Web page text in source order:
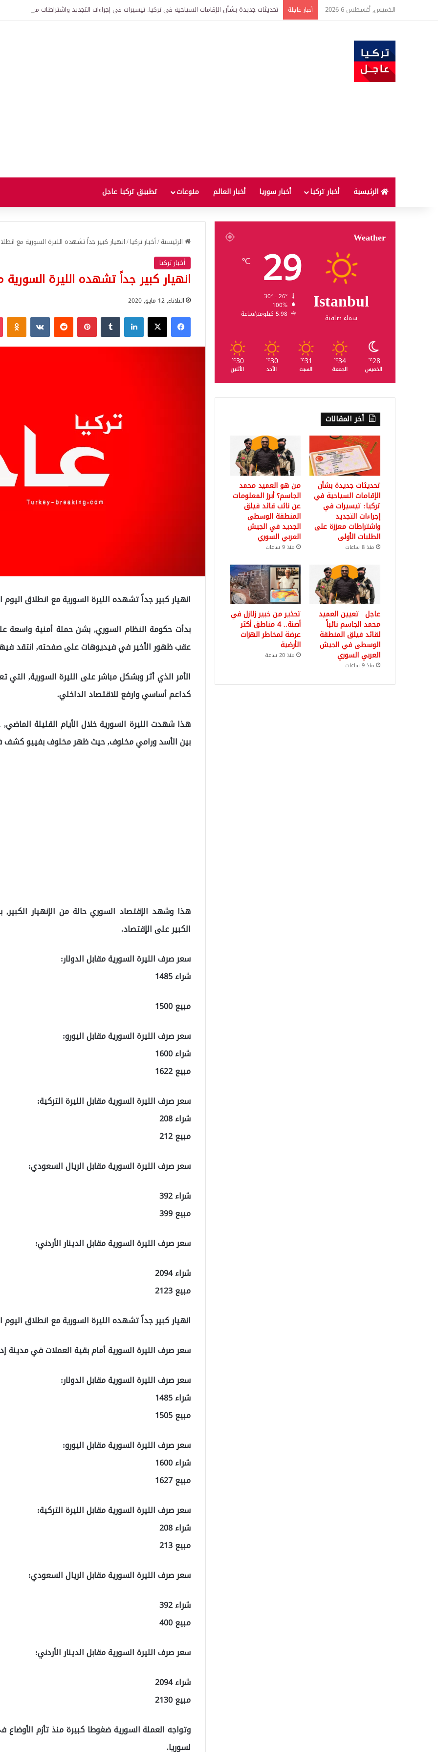
الخميس, أغسطس 6 2026 أخبار عاجلة
الرئيسية أخبار تركيا أخبار سوريا أخبار العالم منوعات تطبيق تركيا عاجل
الرئيسية/أخبار تركيا/انهيار كبير جداً تشهده الليرة السورية مع
أخبار تركيا
انهيار كبير جداً تشهده الليرة السورية
الثلاثاء, 12 مايو, 2020
فيسبوك‫X لينكدإن بينتيريست
انهيار كبير جداً تشهده الليرة السورية مع انطلاق اليوم
بدأت حكومة النظام السوري, بشن حملة أمنية واسعة
عقب ظهور الأخير في فيديوهات على صفحته, انتقد
الأمر الذي أثر وبشكل مباشر على الليرة السورية,
كداعم أساسي وارفع للاقتصاد الداخلي.
هذا شهدت الليرة السورية خلال الأيام القليلة
بين الأسد ورامي مخلوف, حيث ظهر مخلوف بفييو كشف
هذا وشهد الإقتصاد السوري حالة من الإنهيار الكبير,
الكبير على الإقتصاد.
سعر صرف الليرة السورية مقابل الدولار:
شراء 1485
مبيع 1500
سعر صرف الليرة السورية مقابل اليورو:
شراء 1600
مبيع 1622
سعر صرف الليرة السورية مقابل الليرة التركية:
شراء 208
مبيع 212
سعر صرف الليرة السورية مقابل الريال السعودي:
شراء 392
مبيع 399
سعر صرف الليرة السورية مقابل الدينار الأردني:
شراء 2094
مبيع 2123
انهيار كبير جداً تشهده الليرة السورية مع انطلاق اليوم
سعر صرف الليرة السورية أمام بقية العملات في مدينة
سعر صرف الليرة السورية مقابل الدولار:
شراء 1485
مبيع 1505
سعر صرف الليرة السورية مقابل اليورو:
شراء 1600
مبيع 1627
سعر صرف الليرة السورية مقابل الليرة التركية:
شراء 208
مبيع 213
سعر صرف الليرة السورية مقابل الريال السعودي:
شراء 392
مبيع 400
سعر صرف الليرة السورية مقابل الدينار الأردني:
شراء 2094
مبيع 2130
وتواجه العملة السورية ضغوطا كبيرة منذ تأزم الأوضاع
لسوريا.
Weather
Istanbul
سماء صافية
29
℃
100%
5.98 كيلومتر/ساعة
28
℃
الخميس
34
℃
الجمعة
31
℃
السبت
30
℃
الأحد
30
℃
الأثنين
أخر المقالات
تحديثات جديدة بشأن
الإقامات السياحية في
تركيا: تيسيرات في
إجراءات التجديد
واشتراطات معززة على
الطلبات الأولى
منذ 8 ساعات
من هو العميد محمد
الجاسم؟ أبرز المعلومات
عن نائب قائد فيلق
المنطقة الوسطى
الجديد في الجيش
العربي السوري
منذ 9 ساعات
عاجل | تعيين العميد
محمد الجاسم نائباً
لقائد فيلق المنطقة
الوسطى في الجيش
العربي السوري
منذ 9 ساعات
تحذير من خبير زلازل في
أضنة.. 4 مناطق أكثر
عرضة لمخاطر الهزات
الأرضية
منذ 20 ساعة